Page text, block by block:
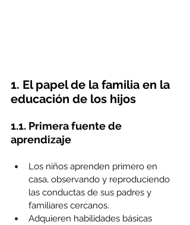
1. El papel de la familia en la
educación de los hijos
1.1. Primera fuente de
aprendizaje
Los niños aprenden primero en
casa, observando y reproduciendo
las conductas de sus padres y
familiares cercanos.
Adquieren habilidades básicas